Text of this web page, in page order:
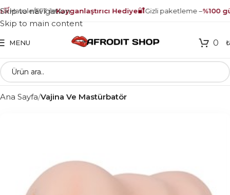
Havale/EFT ileKayganlaştırıcı Hediye🔐Gizli paketleme –%100
Skip to navigation
Skip to main content
MENU 0 ₺
Ana Sayfa Vajina Ve Mastürbatör